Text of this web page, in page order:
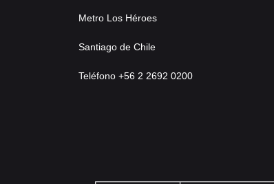
Metro Los Héroes
Santiago de Chile
Teléfono +56 2 2692 0200